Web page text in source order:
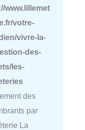
www.lillemet
votre-
vivre-la-
des-
les-
des
par
La